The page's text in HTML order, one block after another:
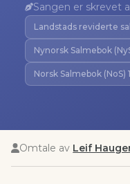
Sangen er skrevet
Landstads reviderte
Nynorsk Salmebok
Norsk Salmebok (NoS)
Omtale av Leif